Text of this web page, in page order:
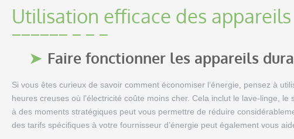
Utilisation efficace des
Faire fonctionner les appareils
Si vous êtes curieux de savoir comment économiser l’énergie, pensez à
heures creuses où l’électricité coûte moins cher. Cela inclut le lave-linge,
à des moments stratégiques peut vous permettre de réduire
des tarifs spécifiques à votre fournisseur d’énergie peut également vous